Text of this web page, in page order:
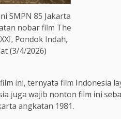
SMPN 85 Jakarta
nobar film The
Pondok Indah,
(3/4/2026)
ini, ternyata film Indonesia
juga wajib nonton film ini
angkatan 1981.